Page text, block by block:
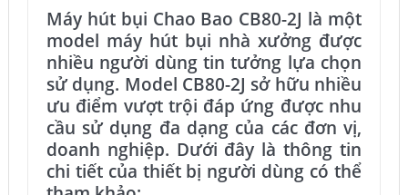
Máy hút bụi Chao Bao CB80-2J là một
model máy hút bụi nhà xưởng được
nhiều người dùng tin tưởng lựa chọn
sử dụng. Model CB80-2J sở hữu nhiều
ưu điểm vượt trội đáp ứng được nhu
cầu sử dụng đa dạng của các đơn vị,
doanh nghiệp. Dưới đây là thông tin
chi tiết của thiết bị người dùng có thể